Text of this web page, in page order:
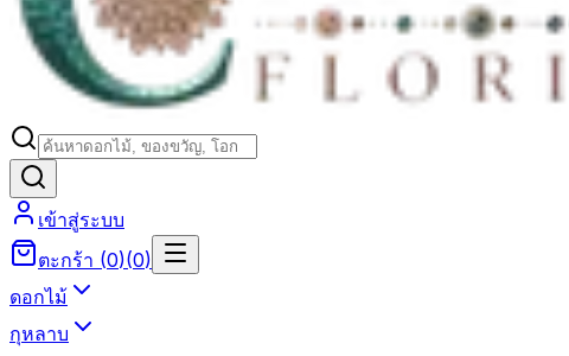
เข้าสู่ระบบ
ตะกร้า (0)(0)
ดอกไม้
กุหลาบ